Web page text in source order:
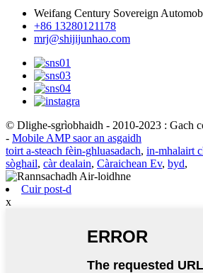
Weifang Century Sovereign
+86 13280121178
mrj@shijijunhao.com
© Dlighe-sgrìobhaidh - 2010-2023 : Gach
- Mobile AMP saor an asgaidh
toirt a-steach fèin-ghluasadach, in-mhalairt
sòghail, càr dealain, Càraichean Ev, byd,
Cuir post-d
x